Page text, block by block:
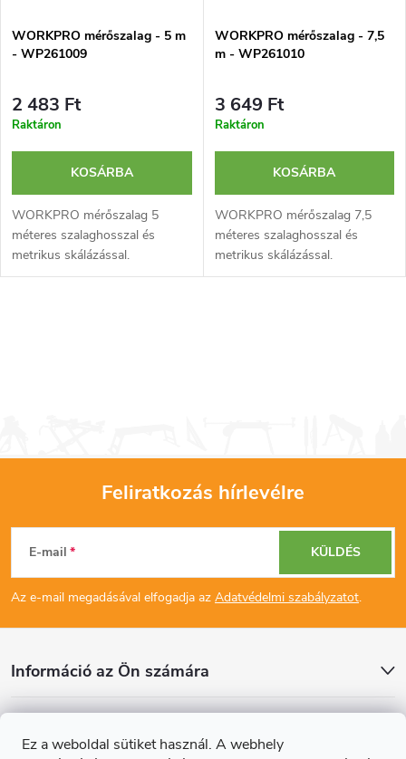
Ez a weboldal sütiket használ. A webhely
WORKPRO mérőszalag - 5 m
- WP261009
2 483 Ft
Raktáron
KOSÁRBA
WORKPRO mérőszalag 5
méteres szalaghosszal és
metrikus skálázással.
Robusztus kialakítású és övre
WORKPRO mérőszalag - 7,5
m - WP261010
3 649 Ft
Raktáron
KOSÁRBA
WORKPRO mérőszalag 7,5
méteres szalaghosszal és
metrikus skálázással.
Robusztus kialakítású és övre
á
n
y
í
L
á
b
é
Feliratkozás hírlevélre
E-mail
Az e-mail megadásával elfogadja az Adatvédelmi szabályzatot.
KÜLDÉS
Információ az Ön számára